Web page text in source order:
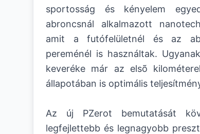
sportosság és kényelem
abroncsnál alkalmazott
amit a futófelületnél és az
pereménél is használtak.
keveréke már az elsõ
állapotában is optimális
Az új PZerot bemutatását
legfejlettebb és legnagyobb